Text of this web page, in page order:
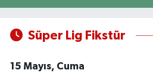
Süper Lig Fikstür
15 Mayıs, Cuma